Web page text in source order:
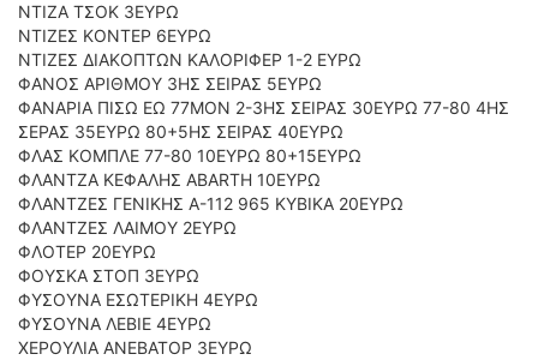
ΝΤΙΖΑ ΤΣΟΚ 3ΕΥΡΩ
ΝΤΙΖΕΣ ΚΟΝΤΕΡ 6ΕΥΡΩ
ΝΤΙΖΕΣ ΔΙΑΚΟΠΤΩΝ ΚΑΛΟΡΙΦΕΡ 1-2 ΕΥΡΩ
ΦΑΝΟΣ ΑΡΙΘΜΟΥ 3ΗΣ ΣΕΙΡΑΣ 5ΕΥΡΩ
ΦΑΝΑΡΙΑ ΠΙΣΩ ΕΩ 77ΜΟΝ 2-3ΗΣ ΣΕΙΡΑΣ 30ΕΥΡΩ 77-80 4ΗΣ
ΣΕΡΑΣ 35ΕΥΡΩ 80+5ΗΣ ΣΕΙΡΑΣ 40ΕΥΡΩ
ΦΛΑΣ ΚΟΜΠΛΕ 77-80 10ΕΥΡΩ 80+15ΕΥΡΩ
ΦΛΑΝΤΖΑ ΚΕΦΑΛΗΣ ABARTH 10EYΡΩ
ΦΛΑΝΤΖΕΣ ΓΕΝΙΚΗΣ Α-112 965 ΚΥΒΙΚΑ 20ΕΥΡΩ
ΦΛΑΝΤΖΕΣ ΛΑΙΜΟΥ 2ΕΥΡΩ
ΦΛΟΤΕΡ 20ΕΥΡΩ
ΦΟΥΣΚΑ ΣΤΟΠ 3ΕΥΡΩ
ΦΥΣΟΥΝΑ ΕΣΩΤΕΡΙΚΗ 4ΕΥΡΩ
ΦΥΣΟΥΝΑ ΛΕΒΙΕ 4ΕΥΡΩ
ΧΕΡΟΥΛΙΑ ΑΝΕΒΑΤΟΡ 3EYΡΩ